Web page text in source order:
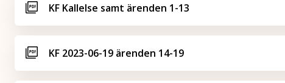
KF Kallelse samt ärenden 1-13
KF 2023-06-19 ärenden 14-19